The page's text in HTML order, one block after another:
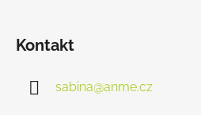
Kontakt
sabina@anme.cz